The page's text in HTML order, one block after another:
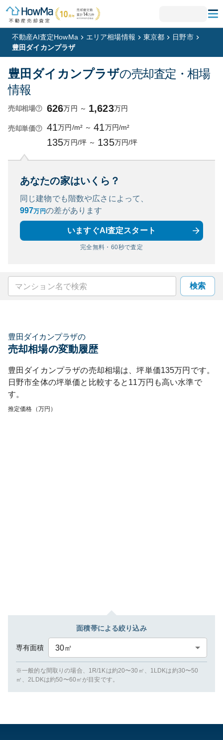
不動産AI査定HowMa エリア相場情報 東京都
日野市
豊田ダイカンプラザ
豊田ダイカンプラザの売却査定・相場
情報
売却相場 626万円 ～ 1,623万円
売却単価 41万円/m² ～ 41万円/m²
135万円/坪 ～ 135万円/坪
あなたの家はいくら？
同じ建物でも階数や広さによって、
997万円の差があります
いますぐAI査定スタート
完全無料・60秒で査定
検索
豊田ダイカンプラザの
売却相場の変動履歴
豊田ダイカンプラザの売却相場は、坪単価135万円です。
日野市全体の坪単価と比較すると 11万円も高い水準で
す。
推定価格（万円）
面積帯による絞り込み
専有面積 30㎡
※一般的な間取りの場合、1R/1Kは約20〜30㎡、1LDKは約30〜50
㎡、2LDKは約50〜60㎡が目安です。